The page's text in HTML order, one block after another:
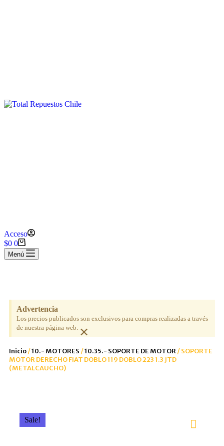
Acceso
$0 0
Menú
Advertencia
Los precios publicados son exclusivos para compras realizadas a través
de nuestra página web. ×
Inicio/10.- MOTORES /10.35.- SOPORTE DE MOTOR/ SOPORTE
MOTOR DERECHO FIAT DOBLO 119 DOBLO 223 1.3 JTD
(METALCAUCHO)
Sale!